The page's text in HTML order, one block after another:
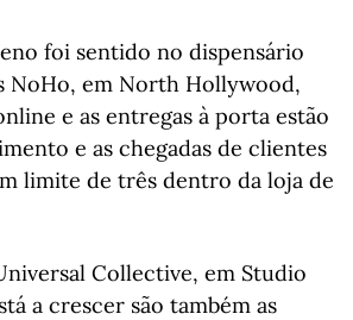
foi sentido no dispensário
NoHo, em North Hollywood,
e as entregas à porta estão
e as chegadas de clientes
limite de três dentro da loja de
Collective, em Studio
a crescer são também as